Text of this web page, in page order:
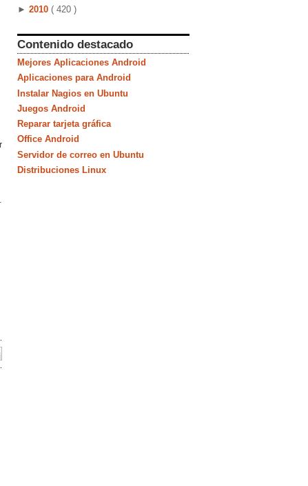
► 2010 ( 420 )
Contenido destacado
Mejores Aplicaciones Android
Aplicaciones para Android
Instalar Nagios en Ubuntu
Juegos Android
Reparar tarjeta gráfica
Office Android
Servidor de correo en Ubuntu
Distribuciones Linux